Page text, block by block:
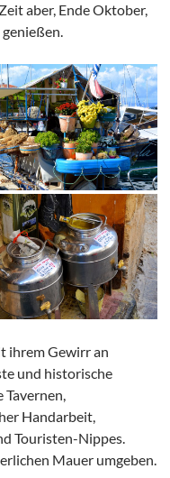
aber, Ende Oktober,
ihrem Gewirr an
und historische
Tavernen,
Handarbeit,
Touristen-Nippes.
Mauer umgeben.